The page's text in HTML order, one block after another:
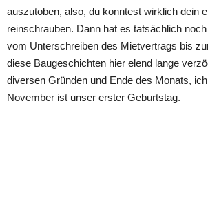
auszutoben, also, du konntest wirklich dein
reinschrauben. Dann hat es tatsächlich
vom Unterschreiben des Mietvertrags bis
diese Baugeschichten hier elend lange
diversen Gründen und Ende des Monats,
November ist unser erster Geburtstag.